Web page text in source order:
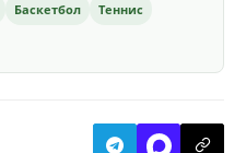
Баскетбол
Теннис